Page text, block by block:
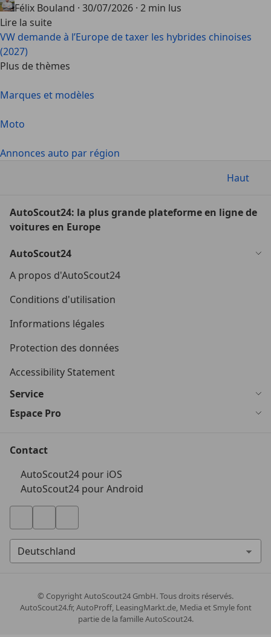
Félix Bouland · 30/07/2026 · 2 min lus
Lire la suite
VW demande à l’Europe de taxer les hybrides chinoises
(2027)
Plus de thèmes
Marques et modèles
Moto
Annonces auto par région
Haut
AutoScout24: la plus grande plateforme en ligne de
voitures en Europe
AutoScout24
A propos d'AutoScout24
Conditions d'utilisation
Informations légales
Protection des données
Accessibility Statement
Service
Espace Pro
Contact
AutoScout24 pour iOS
AutoScout24 pour Android
© CopyrightAutoScout24 GmbH. Tous droits réservés.
AutoScout24.fr, AutoProff, LeasingMarkt.de, Media et Smyle font
partie de la famille AutoScout24.